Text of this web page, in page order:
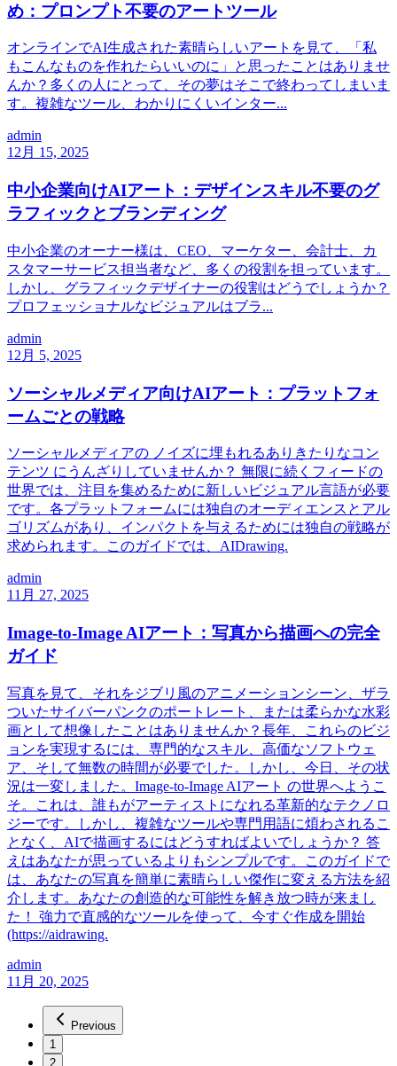
め：プロンプト不要のアートツール
オンラインでAI生成された素晴らしいアートを見て、「私
もこんなものを作れたらいいのに」と思ったことはありませ
んか？多くの人にとって、その夢はそこで終わってしまいま
す。複雑なツール、わかりにくいインター...
admin
12月 15, 2025
中小企業向けAIアート：デザインスキル不要のグ
ラフィックとブランディング
中小企業のオーナー様は、CEO、マーケター、会計士、カ
スタマーサービス担当者など、多くの役割を担っています。
しかし、グラフィックデザイナーの役割はどうでしょうか？
プロフェッショナルなビジュアルはブラ...
admin
12月 5, 2025
ソーシャルメディア向けAIアート：プラットフォ
ームごとの戦略
ソーシャルメディアの ノイズに埋もれるありきたりなコン
テンツ にうんざりしていませんか？ 無限に続くフィードの
世界では、注目を集めるために新しいビジュアル言語が必要
です。各プラットフォームには独自のオーディエンスとアル
ゴリズムがあり、インパクトを与えるためには独自の戦略が
求められます。このガイドでは、AIDrawing.
admin
11月 27, 2025
Image-to-Image AIアート：写真から描画への完全
ガイド
写真を見て、それをジブリ風のアニメーションシーン、ザラ
ついたサイバーパンクのポートレート、または柔らかな水彩
画として想像したことはありませんか？長年、これらのビジ
ョンを実現するには、専門的なスキル、高価なソフトウェ
ア、そして無数の時間が必要でした。しかし、今日、その状
況は一変しました。Image-to-Image AIアート の世界へようこ
そ。これは、誰もがアーティストになれる革新的なテクノロ
ジーです。しかし、複雑なツールや専門用語に煩わされるこ
となく、AIで描画するにはどうすればよいでしょうか？ 答
えはあなたが思っているよりもシンプルです。このガイドで
は、あなたの写真を簡単に素晴らしい傑作に変える方法を紹
介します。あなたの創造的な可能性を解き放つ時が来まし
た！ 強力で直感的なツールを使って、今すぐ作成を開始
(https://aidrawing.
admin
11月 20, 2025
Previous
1
2